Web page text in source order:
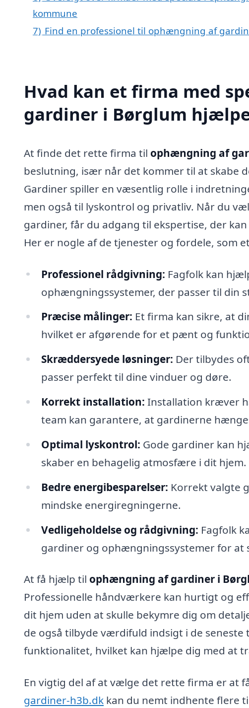
kommune
7) Find en professionel til ophængning af
Hvad kan et firma med
gardiner i Børglum
At finde det rette firma til ophængning af
beslutning, især når det kommer til at skabe
Gardiner spiller en væsentlig rolle i
men også til lyskontrol og privatliv. Når du
gardiner, får du adgang til ekspertise, der
Her er nogle af de tjenester og fordele, som
Professionel rådgivning: Fagfolk kan
ophængningssystemer, der passer til din
Præcise målinger: Et firma kan sikre, at
hvilket er afgørende for et pænt og
Skræddersyede løsninger: Der tilbydes
passer perfekt til dine vinduer og døre.
Korrekt installation: Installation kræver
team kan garantere, at gardinerne
Optimal lyskontrol: Gode gardiner kan
skaber en behagelig atmosfære i dit hjem.
Bedre energibesparelser: Korrekt valgte
mindske energiregningerne.
Vedligeholdelse og rådgivning: Fagfolk
gardiner og ophængningssystemer for at
At få hjælp til ophængning af gardiner i
Professionelle håndværkere kan hurtigt og
dit hjem uden at skulle bekymre dig om
de også tilbyde værdifuld indsigt i de
funktionalitet, hvilket kan hjælpe dig med at
En vigtig del af at vælge det rette firma er at
gardiner-h3b.dk kan du nemt indhente flere